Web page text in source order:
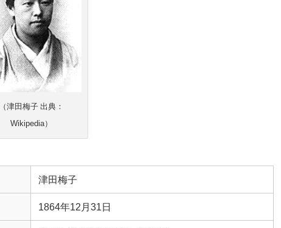
（津田梅子 出典：
Wikipedia）
津田梅子
1864年12月31日